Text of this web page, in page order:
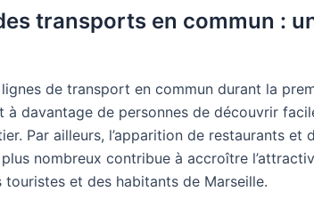
transports en commun :
de transport en commun durant la
à davantage de personnes de découvrir
Par ailleurs, l’apparition de restaurants et
nombreux contribue à accroître
et des habitants de Marseille.